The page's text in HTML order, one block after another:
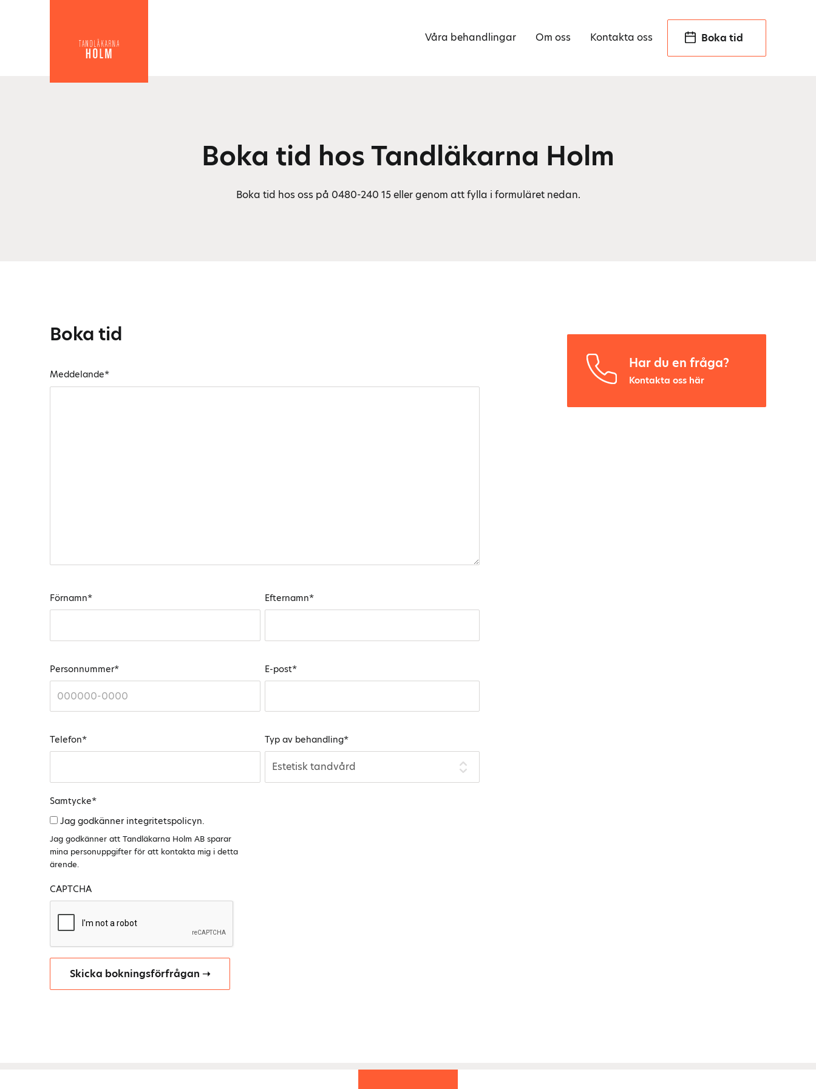
Våra behandlingar Om oss Kontakta oss Boka tid
Boka tid hos Tandläkarna Holm
Boka tid hos oss på 0480-240 15 eller genom att fylla i formuläret nedan.
Boka tid
Meddelande*
Förnamn* Efternamn*
Personnummer* E-post*
Telefon* Typ av behandling*
Samtycke*
Jag godkänner integritetspolicyn.
Jag godkänner att Tandläkarna Holm AB sparar
mina personuppgifter för att kontakta mig i detta
ärende.
CAPTCHA
Har du en fråga?
Kontakta oss här